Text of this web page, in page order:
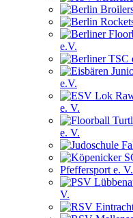
e.V.
e.V.
e. V.
e. V.
Pfeffersport e. V.
V.